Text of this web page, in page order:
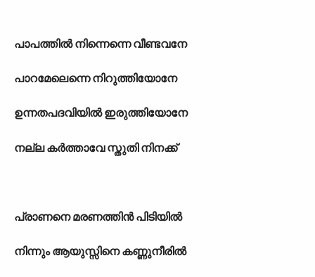
പാപത്തില്‍ നിന്നെന്നെ വീണ്ടവനേ
പാറമേലെന്നെ നിറുത്തിയോനേ
ഉന്നതപദവിയില്‍ ഇരുത്തിയോനേ
നല്ല കര്‍ത്താവേ സ്തുതി നിനക്ക്
പ്രാണനെ മരണത്തിന്‍ പിടിയില്‍
നിന്നും ആയുസ്സിനെ കണ്ണുനീരില്‍